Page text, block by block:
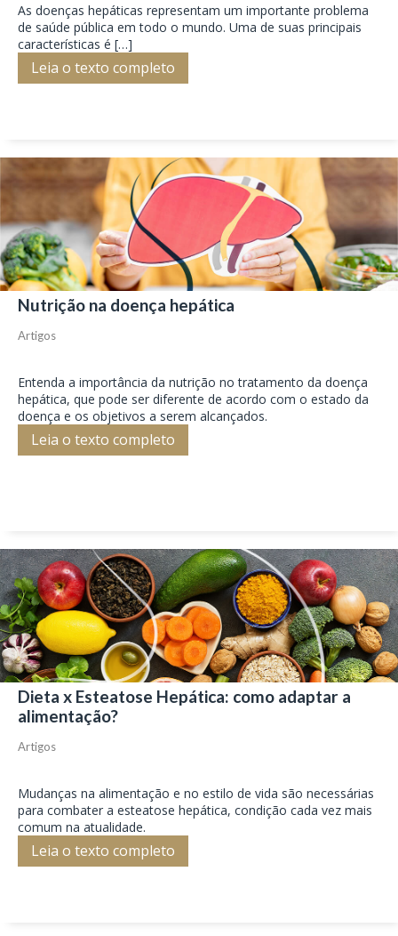
As doenças hepáticas representam um importante problema
de saúde pública em todo o mundo. Uma de suas principais
características é […]
Leia o texto completo
Nutrição na doença hepática
Artigos
Entenda a importância da nutrição no tratamento da doença
hepática, que pode ser diferente de acordo com o estado da
doença e os objetivos a serem alcançados.
Leia o texto completo
Dieta x Esteatose Hepática: como adaptar a
alimentação?
Artigos
Mudanças na alimentação e no estilo de vida são necessárias
para combater a esteatose hepática, condição cada vez mais
comum na atualidade.
Leia o texto completo